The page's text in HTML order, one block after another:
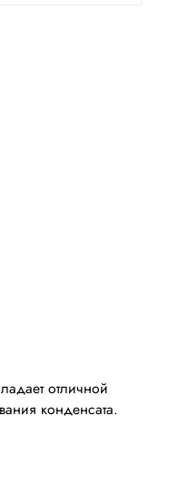
отличной
конденсата.